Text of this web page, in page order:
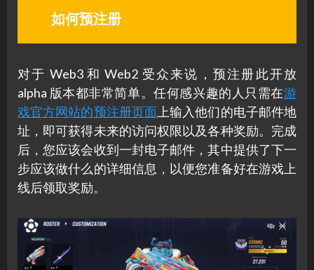
如何预注册
对于 Web3 和 Web2 受众来说，预注册此开放
alpha 版本都非常简单。任何感兴趣的人只需在游
戏官方网站的预注册页面 上输入他们的电子邮件地
址，即可获得未来的访问权限以及各种奖励。完成
后，您应该会收到一封电子邮件，其中提供了下一
步应该做什么的详细信息，以便您准备好在游戏上
线后领取奖励。